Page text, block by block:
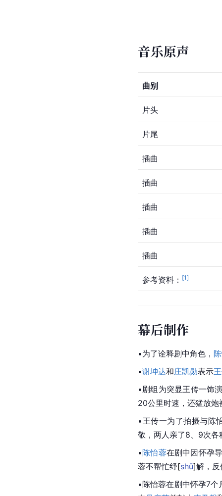
音乐原声
曲别
片头
片尾
插曲
插曲
插曲
插曲
插曲
参考资料： [1]
幕后制作
•为了诠释剧中角色，
•谢坤达和庄凯勋表示
•剧组为突显王传一饰
20公里时速，还猛放炮
•王传一为了拍摄与陈
敬，两人亲了8、9次各
•陈怡蓉在剧中因怀孕
蓉不帮忙纾[shū]解，反
•陈怡蓉在剧中怀孕7个